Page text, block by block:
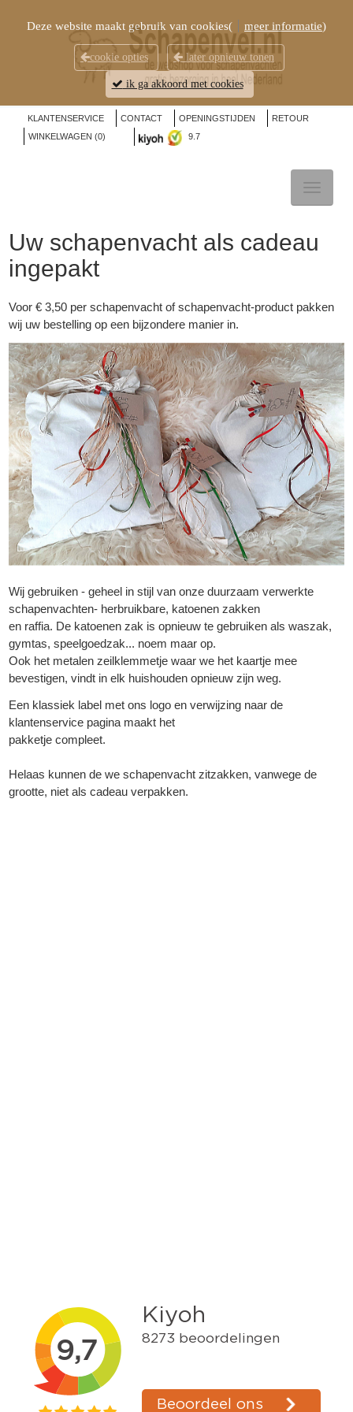
KLANTENSERVICE CONTACT OPENINGSTIJDEN
RETOUR
WINKELWAGEN (0) 9.7
Uw schapenvacht als cadeau
ingepakt
Voor € 3,50 per schapenvacht of schapenvacht-product pakken
wij uw bestelling op een bijzondere manier in.
Wij gebruiken - geheel in stijl van onze duurzaam verwerkte
schapenvachten- herbruikbare, katoenen zakken
en raffia. De katoenen zak is opnieuw te gebruiken als waszak,
gymtas, speelgoedzak... noem maar op.
Ook het metalen zeilklemmetje waar we het kaartje mee
bevestigen, vindt in elk huishouden opnieuw zijn weg.
Een klassiek label met ons logo en verwijzing naar de
klantenservice pagina maakt het
pakketje compleet.
Helaas kunnen de we schapenvacht zitzakken, vanwege de
grootte, niet als cadeau verpakken.
Deze website maakt gebruik van cookies( meer informatie)
cookie opties later opnieuw tonen
ik ga akkoord met cookies